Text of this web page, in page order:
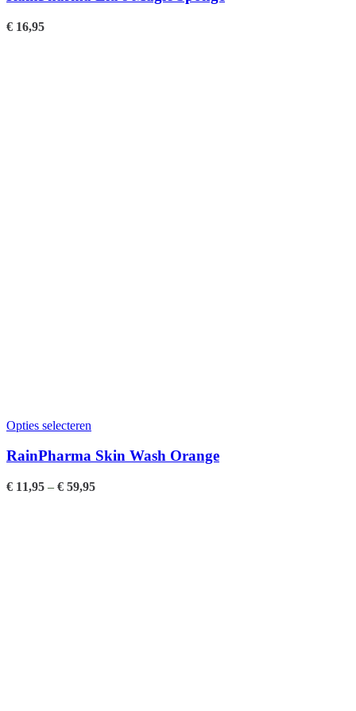
€ 16,95
Opties selecteren
RainPharma Skin Wash Orange
€ 11,95 – € 59,95